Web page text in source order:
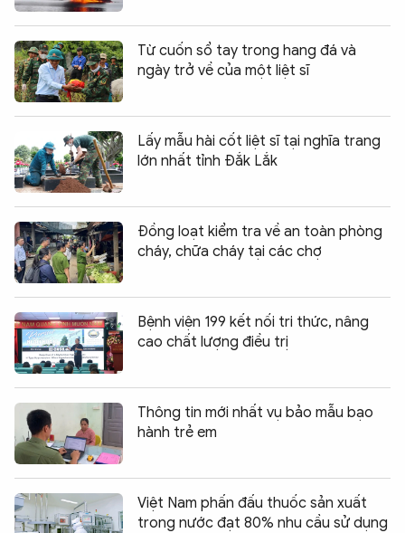
Từ cuốn sổ tay trong hang đá và
ngày trở về của một liệt sĩ
Lấy mẫu hài cốt liệt sĩ tại nghĩa trang
lớn nhất tỉnh Đắk Lắk
Đồng loạt kiểm tra về an toàn phòng
cháy, chữa cháy tại các chợ
Bệnh viện 199 kết nối tri thức, nâng
cao chất lượng điều trị
Thông tin mới nhất vụ bảo mẫu bạo
hành trẻ em
Việt Nam phấn đấu thuốc sản xuất
trong nước đạt 80% nhu cầu sử dụng